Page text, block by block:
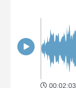
00:02:03